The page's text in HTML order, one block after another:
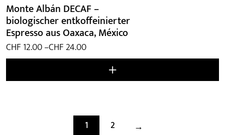
Monte Albán DECAF –
biologischer entkoffeinierter
Espresso aus Oaxaca, México
CHF 12.00–CHF 24.00
Preisspanne:
CHF 12.00
1 2 →